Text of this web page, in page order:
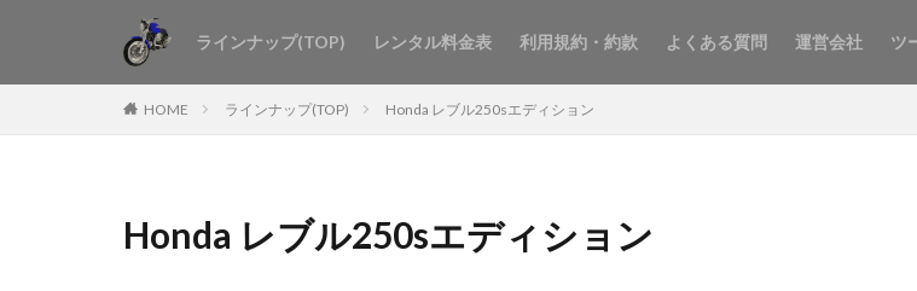
ラインナップ(TOP) レンタル料金表 利用規約・約款 よくある質問 運営会社 ツ
HOME ラインナップ(TOP) Honda レブル250sエディション
Honda レブル250sエディション